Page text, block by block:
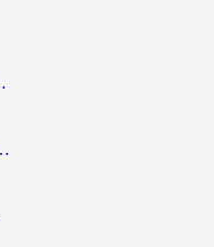
选加速器才靠谱
坑指南（附番茄加速器实测）